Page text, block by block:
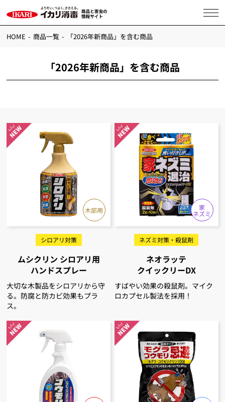
HOME 商品一覧 「2026年新商品」を含む商品
「2026年新商品」を含む商品
シロアリ対策
ムシクリン シロアリ用
ハンドスプレー
大切な木製品をシロアリから守
る。防腐と防カビ効果もプラ
ス。
ネズミ対策・殺鼠剤
ネオラッテ
クイックリーDX
すばやい効果の殺鼠剤。マイク
ロカプセル製法を採用！